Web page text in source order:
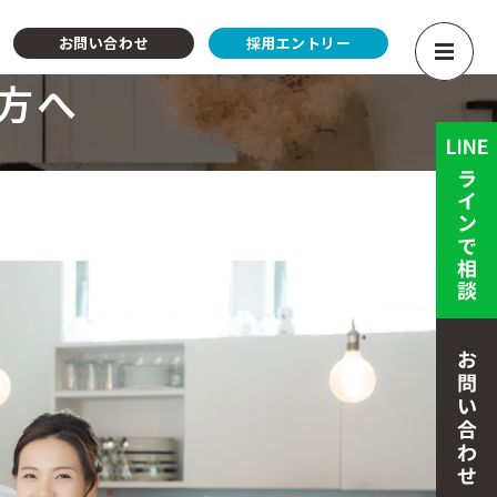
お問い合わせ 採用エントリー
へ